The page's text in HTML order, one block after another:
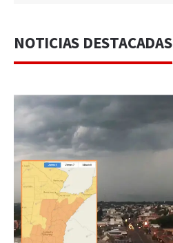
NOTICIAS DESTACADAS